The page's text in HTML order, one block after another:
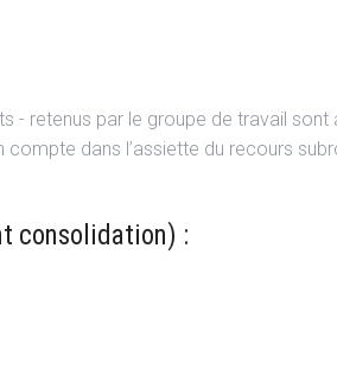
- retenus par le groupe de travail
dans l’assiette du recours
consolidation) :